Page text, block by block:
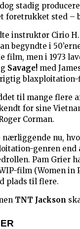
stadig
foretrukket sted –
instruktør Cirio H.
begyndte i
film, men i 1973
Savage! med
til mange flere
for sine
Corman.
nærliggende nu,
genren end
Pam Grier
film (Women in
plads til flere.
TNT Jackson